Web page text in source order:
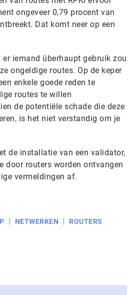
ongeveer 0,79 procent van
Dat komt neer op een
iemand überhaupt gebruik zou
ongeldige routes. Op de keper
enkele goede reden te
routes te willen
de potentiële schade die deze
is het niet verstandig om je
de installatie van een validator,
door routers worden ontvangen
vermeldingen af.
NETWERKEN ROUTERS